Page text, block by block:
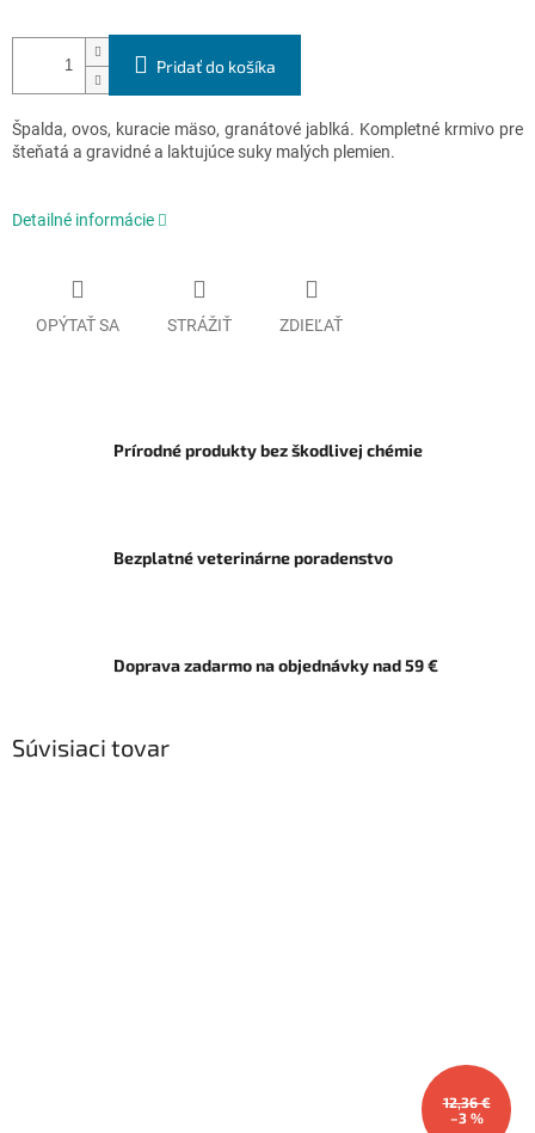
Pridať do košíka
Špalda, ovos, kuracie mäso, granátové jablká. Kompletné krmivo pre
šteňatá a gravidné a laktujúce suky malých plemien.
Detailné informácie
OPÝTAŤ SA STRÁŽIŤ ZDIEĽAŤ
Prírodné produkty bez škodlivej chémie
Bezplatné veterinárne poradenstvo
Doprava zadarmo na objednávky nad 59 €
Súvisiaci tovar
12,36 €
–3 %